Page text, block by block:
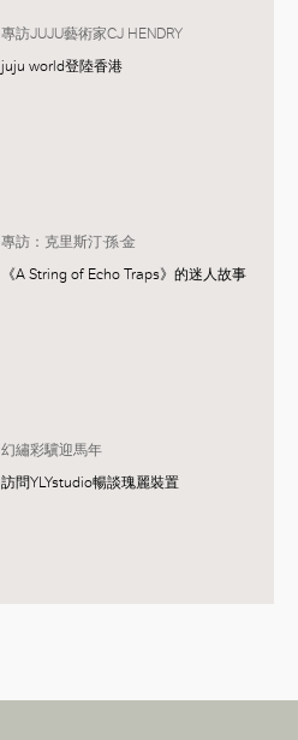
專訪JUJU藝術家CJ HENDRY
juju world登陸香港
專訪：克里斯汀·孫·金
《A String of Echo Traps》的迷人故事
幻繡彩驥迎馬年
訪問YLYstudio暢談瑰麗裝置